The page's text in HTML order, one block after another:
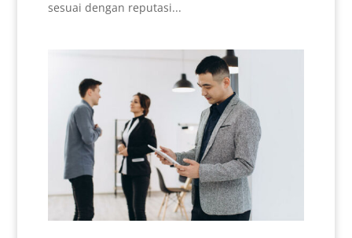
sesuai dengan reputasi...